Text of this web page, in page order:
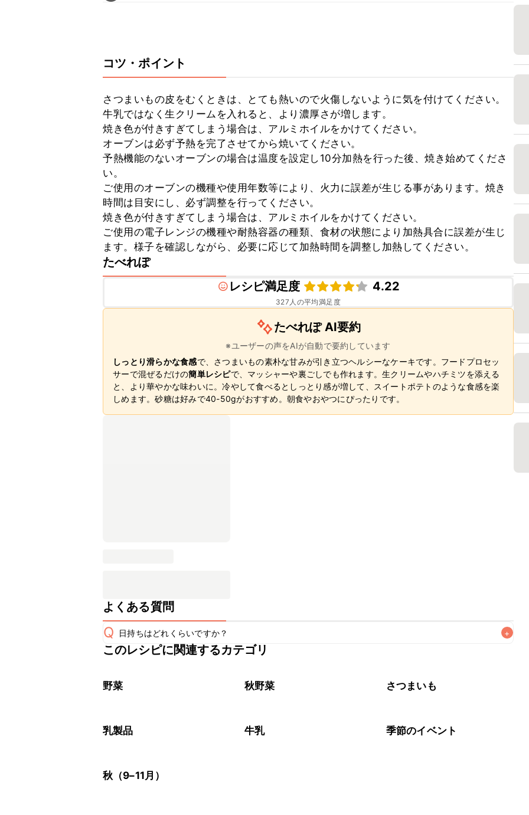
コツ・ポイント
さつまいもの皮をむくときは、とても熱いので火傷しないように気を付けてください。
牛乳ではなく生クリームを入れると、より濃厚さが増します。
焼き色が付きすぎてしまう場合は、アルミホイルをかけてください。
オーブンは必ず予熱を完了させてから焼いてください。
予熱機能のないオーブンの場合は温度を設定し10分加熱を行った後、焼き始めてくださ
い。
ご使用のオーブンの機種や使用年数等により、火力に誤差が生じる事があります。焼き
時間は目安にし、必ず調整を行ってください。
焼き色が付きすぎてしまう場合は、アルミホイルをかけてください。
ご使用の電子レンジの機種や耐熱容器の種類、食材の状態により加熱具合に誤差が生じ
ます。様子を確認しながら、必要に応じて加熱時間を調整し加熱してください。
たべれぽ
レシピ満足度
4.22
327 人の平均満足度
たべれぽ AI要約
※ユーザーの声をAIが自動で要約しています
しっとり滑らかな食感で、さつまいもの素朴な甘みが引き立つヘルシーなケーキです。フードプロセッ
サーで混ぜるだけの簡単レシピで、マッシャーや裏ごしでも作れます。生クリームやハチミツを添える
と、より華やかな味わいに。冷やして食べるとしっとり感が増して、スイートポテトのような食感を楽
しめます。砂糖は好みで40-50gがおすすめ。朝食やおやつにぴったりです。
よくある質問
Q 日持ちはどれくらいですか？ +
保存期間は冷蔵で翌日中が目安です。なるべくお早めにお召し上がりください。
※日持ちは目安です。
このレシピに関連するカテゴリ
野菜 秋野菜 さつまいも
乳製品 牛乳 季節のイベント
秋（9–11月）